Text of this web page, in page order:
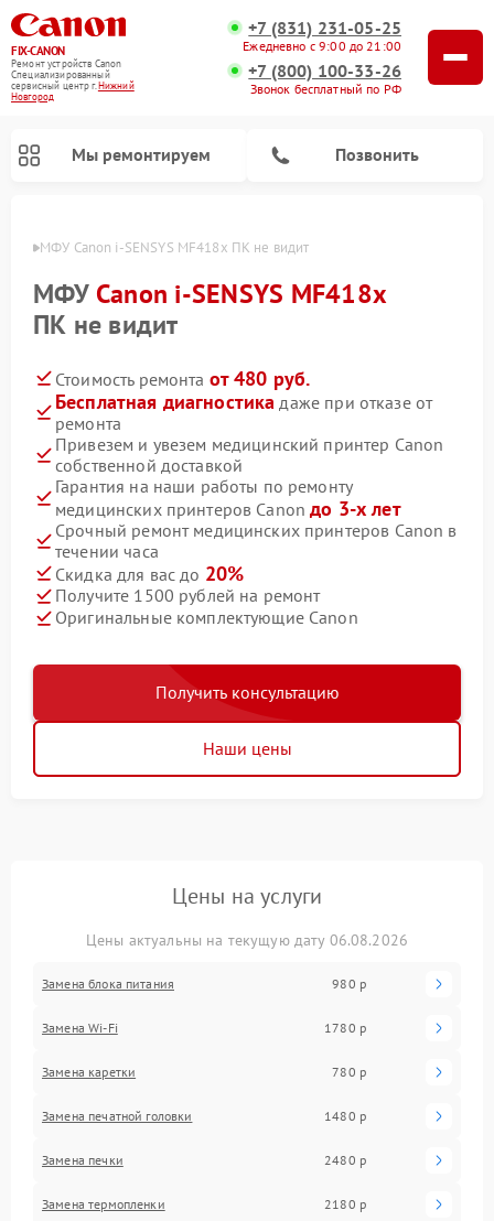
FIX-CANON
Ремонт устройств Canon
Специализированный
cервисный центр г.Нижний
Новгород
+7 (831) 231-05-25
Ежедневно с 9:00 до 21:00
+7 (800) 100-33-26
Звонок бесплатный по РФ
Мы ремонтируем Позвонить
МФУ Canon i-SENSYS MF418x ПК не видит
МФУ Canon i-SENSYS MF418x
ПК не видит
Стоимость ремонта от 480 руб.
Бесплатная диагностика даже при отказе от
ремонта
Привезем и увезем медицинский принтер Canon
собственной доставкой
Гарантия на наши работы по ремонту
медицинских принтеров Canonдо 3-х лет
Срочный ремонт медицинских принтеров Canon в
течении часа
Скидка для вас до 20%
Получите 1500 рублей на ремонт
Оригинальные комплектующие Canon
Получить консультацию
Наши цены
Цены на услуги
Цены актуальны на текущую дату 06.08.2026
Замена блока питания 980 р
Замена Wi-Fi 1780 р
Замена каретки 780 р
Замена печатной головки 1480 р
Замена печки 2480 р
Замена термопленки 2180 р